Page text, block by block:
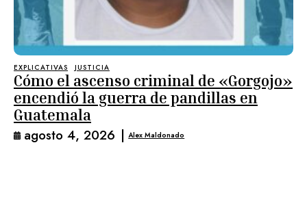
EXPLICATIVAS JUSTICIA
Cómo el ascenso criminal de «Gorgojo»
encendió la guerra de pandillas en
Guatemala
agosto 4, 2026 | Alex Maldonado